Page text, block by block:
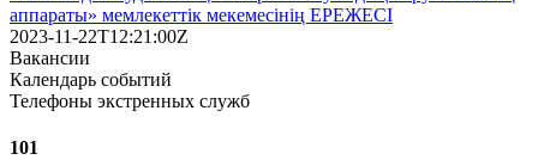
аппараты» мемлекеттік мекемесінің ЕРЕЖЕСІ
2023-11-22T12:21:00Z
Вакансии
Календарь событий
Телефоны экстренных служб
101